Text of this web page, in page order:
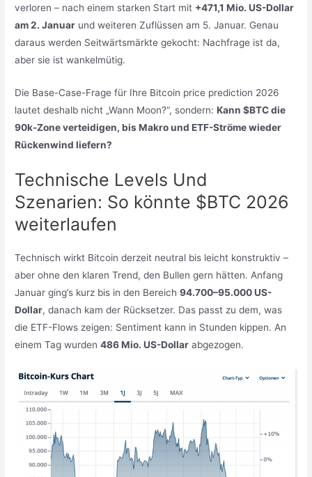
verloren – nach einem starken Start mit +471,1 Mio. US-Dollar
am 2. Januar und weiteren Zuflüssen am 5. Januar. Genau
daraus werden Seitwärtsmärkte gekocht: Nachfrage ist da,
aber sie ist wankelmütig.
Die Base-Case-Frage für Ihre Bitcoin price prediction 2026
lautet deshalb nicht „Wann Moon?“, sondern:Kann $BTC die
90k-Zone verteidigen, bis Makro und ETF-Ströme wieder
Rückenwind liefern?
Technische Levels Und
Szenarien: So könnte $BTC 2026
weiterlaufen
Technisch wirkt Bitcoin derzeit neutral bis leicht konstruktiv –
aber ohne den klaren Trend, den Bullen gern hätten. Anfang
Januar ging’s kurz bis in den Bereich94.700–95.000 US-
Dollar, danach kam der Rücksetzer. Das passt zu dem, was
die ETF-Flows zeigen: Sentiment kann in Stunden kippen. An
einem Tag wurden486 Mio. US-Dollar abgezogen.